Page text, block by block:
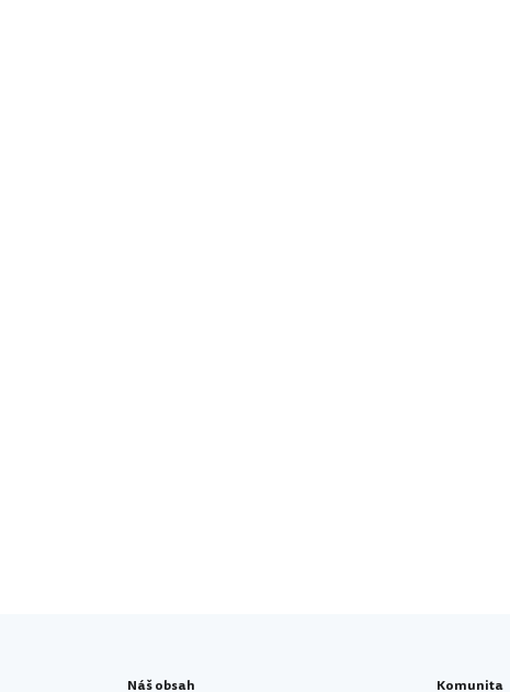
Náš obsah Komunita